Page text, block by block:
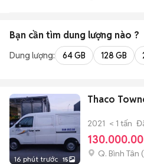
Bạn cần tìm dung lượng nào ?
Dung lượng: 64 GB 128 GB
16 phút trước 15
Thaco
2021 < 1 tấn
Q. Bình Tân (